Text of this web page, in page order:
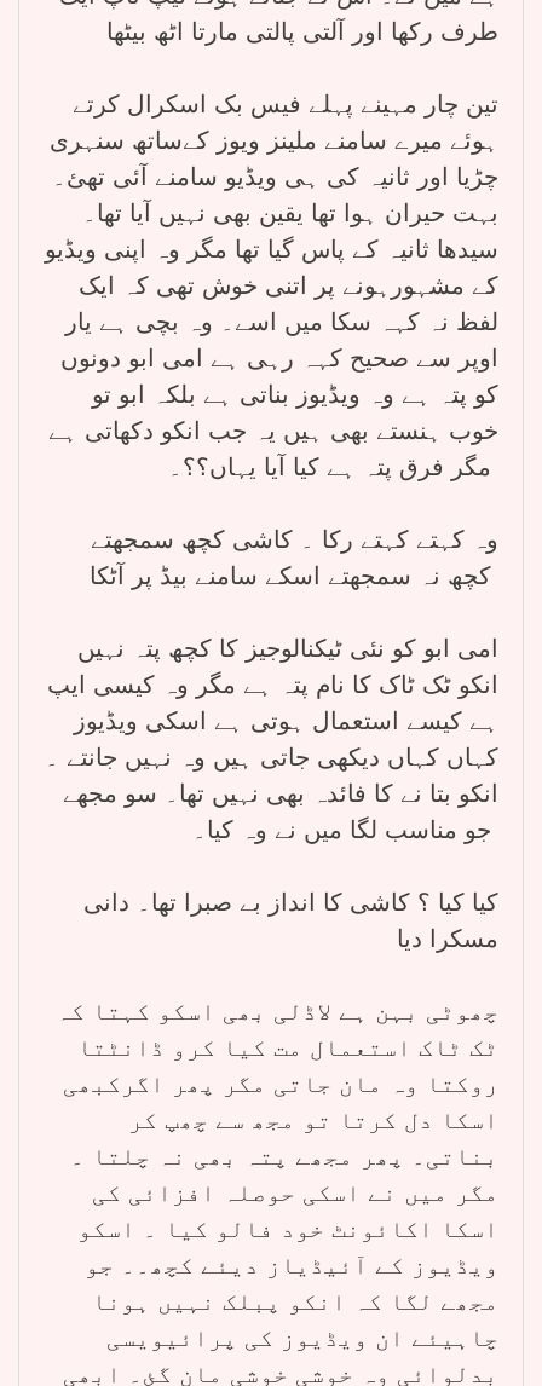
طرف رکھا اور آلتی پالتی مارتا اٹھ بیٹھا
تین چار مہینے پہلے فیس بک اسکرال کرتے
ہوئے میرے سامنے ملینز ویوز کےساتھ سنہری
چڑیا اور ثانیہ کی ہی ویڈیو سامنے آئی تھئ۔
بہت حیران ہوا تھا یقین بھی نہیں آیا تھا۔
سیدھا ثانیہ کے پاس گیا تھا مگر وہ اپنی ویڈیو
کے مشہورہونے پر اتنی خوش تھی کہ ایک
لفظ نہ کہہ سکا میں اسے۔ وہ بچی ہے یار
اوپر سے صحیح کہہ رہی ہے امی ابو دونوں
کو پتہ ہے وہ ویڈیوز بناتی ہے بلکہ ابو تو
خوب ہنستے بھی ہیں یہ جب انکو دکھاتی ہے
وہ کہتے کہتے رکا ۔ کاشی کچھ سمجھتے
امی ابو کو نئی ٹیکنالوجیز کا کچھ پتہ نہیں
انکو ٹک ٹاک کا نام پتہ ہے مگر وہ کیسی ایپ
ہے کیسے استعمال ہوتی ہے اسکی ویڈیوز
کہاں کہاں دیکھی جاتی ہیں وہ نہیں جانتے ۔
انکو بتا نے کا فائدہ بھی نہیں تھا۔ سو مجھے
کیا کیا ؟ کاشی کا انداز بے صبرا تھا۔ دانی
مسکرا دیا
چھوٹی بہن ہے لاڈلی بھی اسکو کہتا کہ
ٹک ٹاک استعمال مت کیا کرو ڈانٹتا
روکتا وہ مان جاتی مگر پھر اگرکبھی
اسکا دل کرتا تو مجھ سے چھپ کر
بناتی۔ پھر مجھے پتہ بھی نہ چلتا ۔
مگر میں نے اسکی حوصلہ افزائی کی
اسکا اکائونٹ خود فالو کیا ۔ اسکو
ویڈیوز کے آئیڈیاز دیئے کچھ۔۔ جو
مجھے لگا کہ انکو پبلک نہیں ہونا
چاہیئے ان ویڈیوز کی پرائیویسی
بدلوائی وہ خوشی خوشی مان گئ۔ ابھی